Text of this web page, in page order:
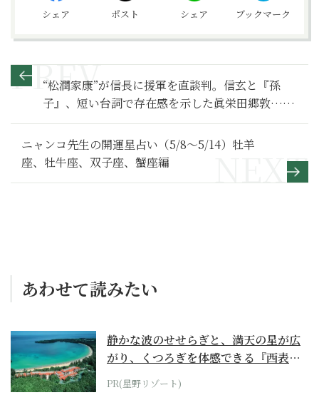
シェア ポスト シェア ブックマーク
“松潤家康”が信長に援軍を直談判。信玄と『孫
子』、短い台詞で存在感を示した眞栄田郷敦…。
盛り沢山の第17回を振り返る【どうする家康 満喫
リポート】17
ニャンコ先生の開運星占い（5/8～5/14）牡羊
座、牡牛座、双子座、蟹座編
あわせて読みたい
静かな波のせせらぎと、満天の星が広
がり、くつろぎを体感できる『西表島
ホテル by...
PR(星野リゾート)